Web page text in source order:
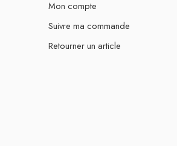
Mon compte
Suivre ma commande
Retourner un article